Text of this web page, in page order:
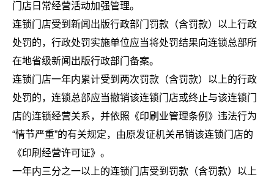
门店日常经营活动加强管理。
连锁门店受到新闻出版行政部门罚款（含罚款）以上行政
处罚的，行政处罚实施单位应当将处罚结果向连锁总部所
在地省级新闻出版行政部门备案。
连锁门店一年内累计受到两次罚款（含罚款）以上的行政
处罚的，连锁总部应当撤销该连锁门店或终止与该连锁门
店的连锁经营关系，并依照《印刷业管理条例》违法行为
“情节严重”的有关规定，由原发证机关吊销该连锁门店的
《印刷经营许可证》。
一年内三分之一以上的连锁门店受到罚款（含罚款）以上